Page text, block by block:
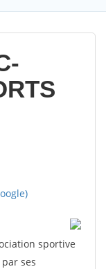
sportive
ses